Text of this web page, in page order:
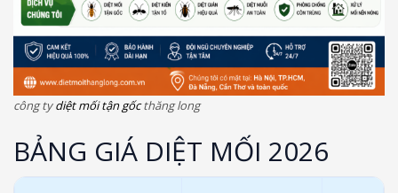
công tydiệt mối tận gốcthăng long
BẢNG GIÁ DIỆT MỐI 2026